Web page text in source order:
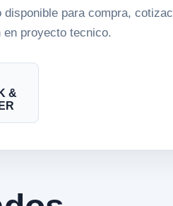
disponible para compra,
en proyecto tecnico.
&